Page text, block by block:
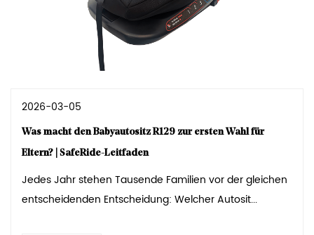
2026-03-05
Was macht den Babyautositz R129 zur ersten Wahl für
Eltern? | SafeRide-Leitfaden
Jedes Jahr stehen Tausende Familien vor der gleichen
entscheidenden Entscheidung: Welcher Autosit...